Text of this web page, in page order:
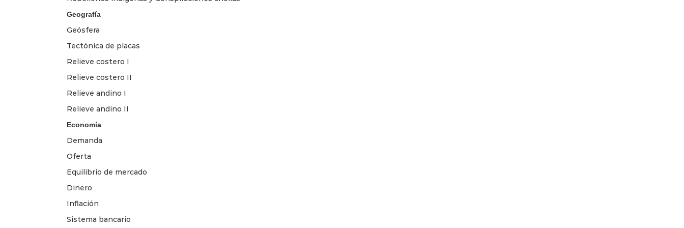
Geografía
Geósfera
Tectónica de placas
Relieve costero I
Relieve costero II
Relieve andino I
Relieve andino II
Economía
Demanda
Oferta
Equilibrio de mercado
Dinero
Inflación
Sistema bancario